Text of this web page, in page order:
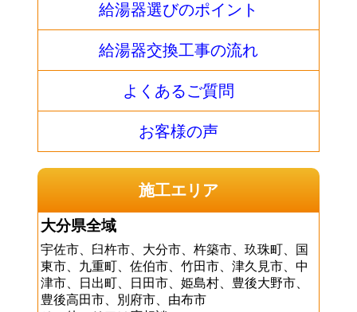
給湯器選びのポイント
給湯器交換工事の流れ
よくあるご質問
お客様の声
施工エリア
大分県全域
宇佐市、臼杵市、大分市、杵築市、玖珠町、国
東市、九重町、佐伯市、竹田市、津久見市、中
津市、日出町、日田市、姫島村、豊後大野市、
豊後高田市、別府市、由布市